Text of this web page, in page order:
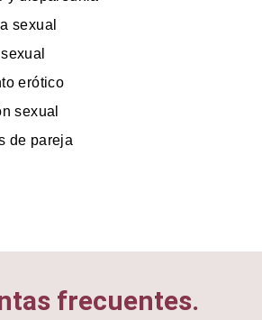
sexual
erótico
sexual
de pareja
frecuentes.